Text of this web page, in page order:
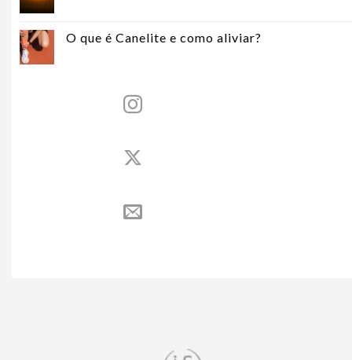
O que é Canelite e como aliviar?